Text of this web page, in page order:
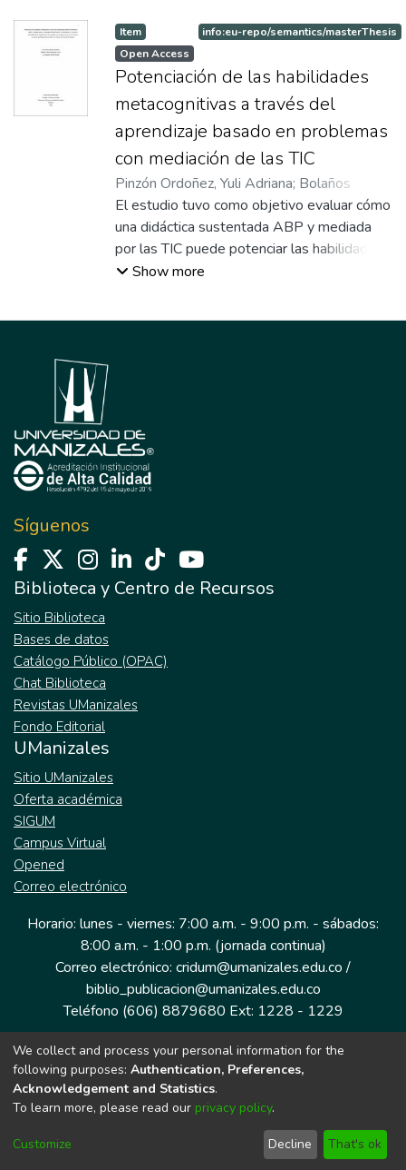
Item
Open Access
info:eu-repo/semantics/masterThesis
Potenciación de las habilidades
metacognitivas a través del
aprendizaje basado en problemas
con mediación de las TIC
Pinzón Ordoñez, Yuli Adriana; Bolaños
Lasso, William Fernando;Muñoz Rosero,
Luis Segundo;García Naranjo, Martha Lucía
Director
El estudio tuvo como objetivo evaluar cómo
una didáctica sustentada ABP y mediada
por las TIC puede potenciar las habilidades
metacognitivas para el aprendizaje de las
se efectuó una medición posterior a la
implementación de la didáctica. Los
resultados de la investigación hicieron
metacognitivas.
Show more
Síguenos
Biblioteca y Centro de Recursos
Sitio Biblioteca
Bases de datos
Catálogo Público (OPAC)
Chat Biblioteca
Revistas UManizales
Fondo Editorial
UManizales
Sitio UManizales
Oferta académica
SIGUM
Campus Virtual
Opened
Correo electrónico
Horario: lunes - viernes: 7:00 a.m. - 9:00 p.m. - sábados:
8:00 a.m. - 1:00 p.m. (jornada continua)
Correo electrónico: cridum@umanizales.edu.co /
biblio_publicacion@umanizales.edu.co
Teléfono (606) 8879680 Ext: 1228 - 1229
Dirección: Cra 9 a # 19-03 Edificio histórico, piso 1
Manizales, Caldas
Colombia.
Tecnología DSpace implementada por
We collect and process your personal information for the
following purposes: Authentication, Preferences,
Acknowledgement and Statistics.
To learn more, please read our privacy policy.
Customize Decline That's ok